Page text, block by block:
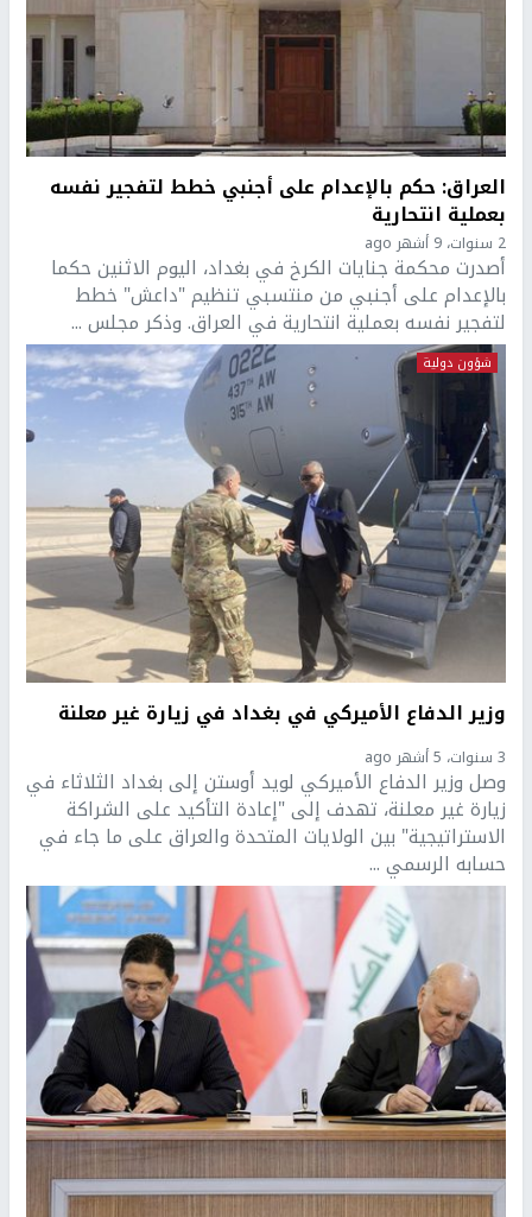
العراق: حكم بالإعدام على أجنبي خطط لتفجير نفسه
بعملية انتحارية
2 سنوات، 9 أشهر ago
أصدرت محكمة جنايات الكرخ في بغداد، اليوم الاثنين حكما
بالإعدام على أجنبي من منتسبي تنظيم "داعش" خطط
لتفجير نفسه بعملية انتحارية في العراق. وذكر مجلس ...
شؤون دولية
وزير الدفاع الأميركي في بغداد في زيارة غير معلنة
3 سنوات، 5 أشهر ago
وصل وزير الدفاع الأميركي لويد أوستن إلى بغداد الثلاثاء في
زيارة غير معلنة، تهدف إلى "إعادة التأكيد على الشراكة
الاستراتيجية" بين الولايات المتحدة والعراق على ما جاء في
حسابه الرسمي ...